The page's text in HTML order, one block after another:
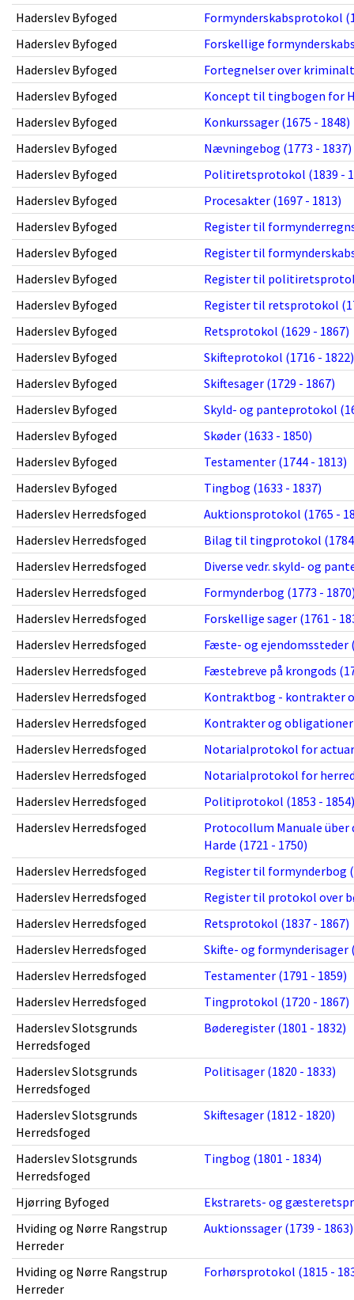
Haderslev Byfoged
Formynderskabsprotokol
Haderslev Byfoged
Forskellige
Haderslev Byfoged
Fortegnelser over
Haderslev Byfoged
Koncept til tingbogen for
Haderslev Byfoged
Konkurssager (1675 - 1848)
Haderslev Byfoged
Nævningebog (1773 - 1837)
Haderslev Byfoged
Politiretsprotokol (1839 -
Haderslev Byfoged
Procesakter (1697 - 1813)
Haderslev Byfoged
Register til
Haderslev Byfoged
Register til
Haderslev Byfoged
Register til
Haderslev Byfoged
Register til retsprotokol
Haderslev Byfoged
Retsprotokol (1629 - 1867)
Haderslev Byfoged
Skifteprotokol (1716 - 1822)
Haderslev Byfoged
Skiftesager (1729 - 1867)
Haderslev Byfoged
Skyld- og panteprotokol
Haderslev Byfoged
Skøder (1633 - 1850)
Haderslev Byfoged
Testamenter (1744 - 1813)
Haderslev Byfoged
Tingbog (1633 - 1837)
Haderslev Herredsfoged
Auktionsprotokol (1765 -
Haderslev Herredsfoged
Bilag til tingprotokol (1784
Haderslev Herredsfoged
Diverse vedr. skyld- og
Haderslev Herredsfoged
Formynderbog (1773 -
Haderslev Herredsfoged
Forskellige sager (1761 -
Haderslev Herredsfoged
Fæste- og ejendomssteder
Haderslev Herredsfoged
Fæstebreve på krongods
Haderslev Herredsfoged
Kontraktbog - kontrakter
Haderslev Herredsfoged
Kontrakter og obligationer
Haderslev Herredsfoged
Notarialprotokol for
Haderslev Herredsfoged
Notarialprotokol for
Haderslev Herredsfoged
Politiprotokol (1853 - 1854)
Haderslev Herredsfoged
Protocollum Manuale über
Harde (1721 - 1750)
Haderslev Herredsfoged
Register til formynderbog
Haderslev Herredsfoged
Register til protokol over
Haderslev Herredsfoged
Retsprotokol (1837 - 1867)
Haderslev Herredsfoged
Skifte- og formynderisager
Haderslev Herredsfoged
Testamenter (1791 - 1859)
Haderslev Herredsfoged
Tingprotokol (1720 - 1867)
Haderslev Slotsgrunds
Herredsfoged
Bøderegister (1801 - 1832)
Haderslev Slotsgrunds
Herredsfoged
Politisager (1820 - 1833)
Haderslev Slotsgrunds
Herredsfoged
Skiftesager (1812 - 1820)
Haderslev Slotsgrunds
Herredsfoged
Tingbog (1801 - 1834)
Hjørring Byfoged
Ekstrarets- og
Hviding og Nørre Rangstrup
Herreder
Auktionssager (1739 - 1863)
Hviding og Nørre Rangstrup
Herreder
Forhørsprotokol (1815 -